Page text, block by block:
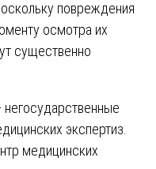
повреждения
осмотра их
существенно
экспертиз.
медицинских